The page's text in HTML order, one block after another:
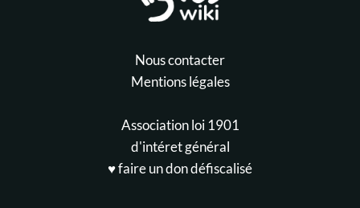
Nous contacter
Mentions légales
Association loi 1901
d'intéret général
♥️ faire un don défiscalisé